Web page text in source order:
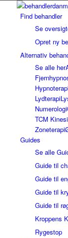
Find behandler
Se
Opret ny
Alternativ
Se alle her
Lydterapi
Numerologi
TCM
Zoneterapi
Guides
Se alle
Guide til
Guide til
Guide til
Guide til
Kroppens
Rygestop